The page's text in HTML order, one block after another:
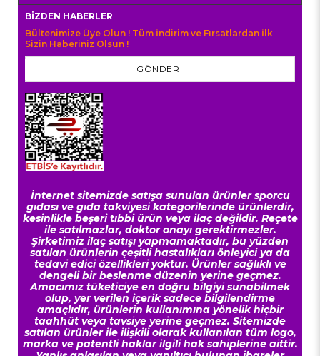
BIZDEN HABERLER
Bültenimize Üye Olun ! Tüm İndirim ve Fırsatlardan İlk
Sizin Haberiniz Olsun !
GÖNDER
İnternet sitemizde satışa sunulan ürünler sporcu
gıdası ve gıda takviyesi kategorilerinde ürünlerdir,
kesinlikle beşeri tıbbi ürün veya ilaç değildir. Reçete
ile satılmazlar, doktor onayı gerektirmezler.
Şirketimiz ilaç satışı yapmamaktadır, bu yüzden
satılan ürünlerin çeşitli hastalıkları önleyici ya da
tedavi edici özellikleri yoktur. Ürünler sağlıklı ve
dengeli bir beslenme düzenin yerine geçmez.
Amacımız tüketiciye en doğru bilgiyi sunabilmek
olup, yer verilen içerik sadece bilgilendirme
amaçlıdır, ürünlerin kullanımına yönelik hiçbir
taahhüt veya tavsiye yerine geçmez. Sitemizde
satılan ürünler ile ilişkili olarak kullanılan tüm logo,
marka ve patentli haklar ilgili hak sahiplerine aittir.